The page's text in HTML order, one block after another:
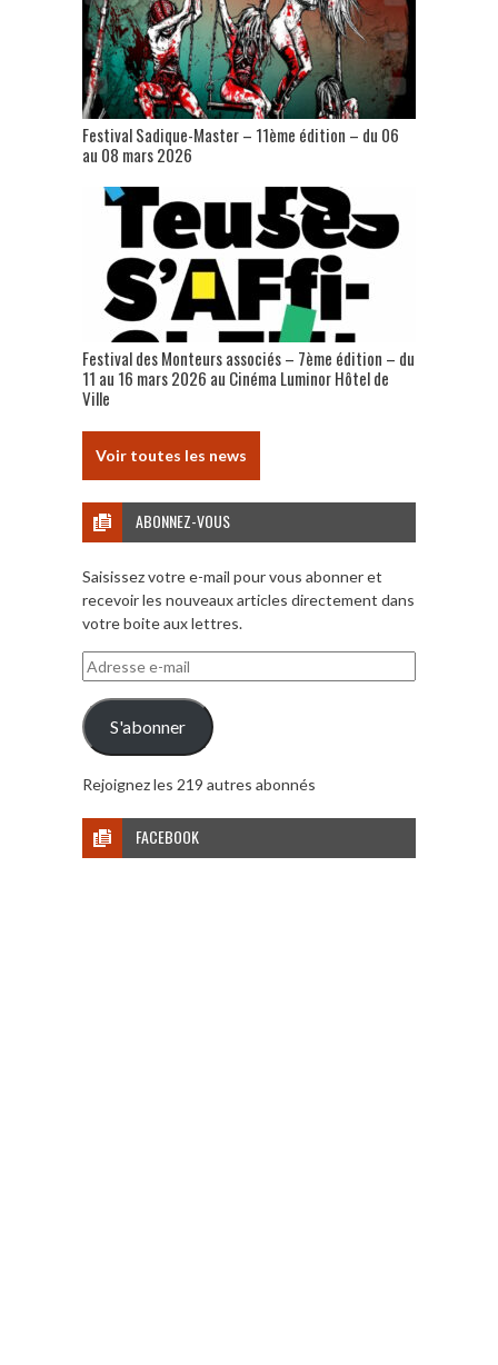
Festival Sadique-Master – 11ème édition – du 06
au 08 mars 2026
Festival des Monteurs associés – 7ème édition – du
11 au 16 mars 2026 au Cinéma Luminor Hôtel de
Ville
Voir toutes les news
ABONNEZ-VOUS
Saisissez votre e-mail pour vous abonner et
recevoir les nouveaux articles directement dans
votre boite aux lettres.
Adresse
e-
mail
S'abonner
Rejoignez les 219 autres abonnés
FACEBOOK